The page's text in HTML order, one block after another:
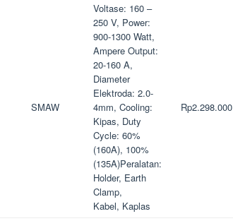
SMAW
Voltase: 160 –
250 V, Power:
900-1300 Watt,
Ampere Output:
20-160 A,
Diameter
Elektroda: 2.0-
4mm, Cooling:
Kipas, Duty
Cycle: 60%
(160A), 100%
(135A)Peralatan:
Holder, Earth
Clamp,
Kabel, Kaplas
Rp2.298.000